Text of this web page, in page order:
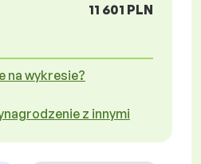
11 601 PLN
na wykresie?
z innymi